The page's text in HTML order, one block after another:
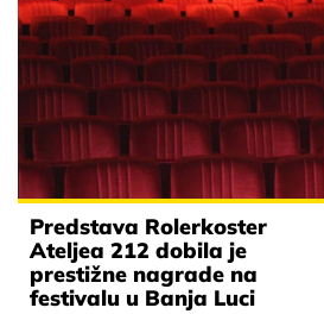
Predstava Rolerkoster
Ateljea 212 dobila je
prestižne nagrade na
festivalu u Banja Luci